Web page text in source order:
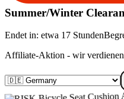
Summer/Winter
Endet in: etwa 17 Stunden
Affiliate-Aktion - wir